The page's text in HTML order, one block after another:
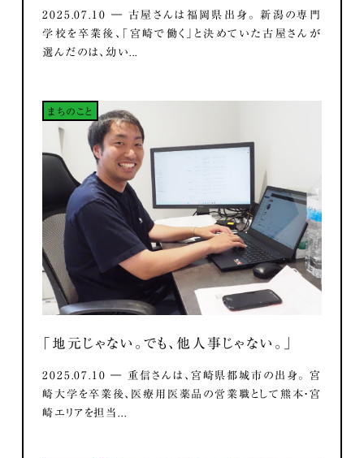
2025.07.10 ― 古屋さんは福岡県出身。 新潟の専門
学校を卒業後、「宮崎で働く」と決めていた古屋さんが
選んだのは、幼い...
まちのこと
「地元じゃない。でも、他人事じゃない。」
2025.07.10 ― 重信さんは、宮崎県都城市の出身。 宮
崎大学を卒業後、医療用医薬品の営業職として熊本・宮
崎エリアを担当...